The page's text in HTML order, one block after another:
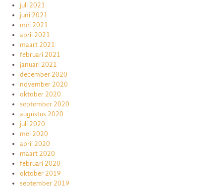
juli 2021
juni 2021
mei 2021
april 2021
maart 2021
februari 2021
januari 2021
december 2020
november 2020
oktober 2020
september 2020
augustus 2020
juli 2020
mei 2020
april 2020
maart 2020
februari 2020
oktober 2019
september 2019